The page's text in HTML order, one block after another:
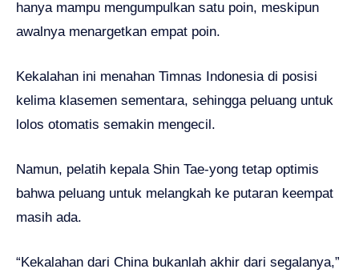
hanya mampu mengumpulkan satu poin, meskipun
awalnya menargetkan empat poin.
Kekalahan ini menahan Timnas Indonesia di posisi
kelima klasemen sementara, sehingga peluang untuk
lolos otomatis semakin mengecil.
Namun, pelatih kepala Shin Tae-yong tetap optimis
bahwa peluang untuk melangkah ke putaran keempat
masih ada.
“Kekalahan dari China bukanlah akhir dari segalanya,”